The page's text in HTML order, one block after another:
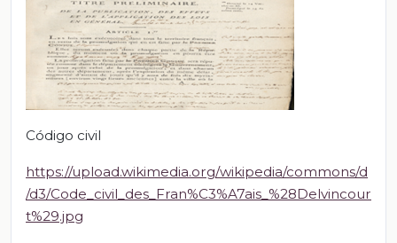
Código civil
https://upload.wikimedia.org/wikipedia/commons/d
/d3/Code_civil_des_Fran%C3%A7ais_%28Delvincour
t%29.jpg